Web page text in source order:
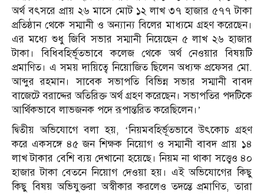
অর্থ বৎসরে প্রায় ২৬ মাসে মোট ১২ লাখ ৩৭ হাজার ৫৭৭ টাকা
প্রতিষ্ঠান থেকে সম্মানী ও অন্যান্য বিলের মাধ্যমে গ্রহণ করেছেন।
এর মধ্যে শুধু জিবি সভার সম্মানী নিয়েছেন ৫ লাখ ২৬ হাজার
টাকা। বিধিবহির্ভূতভাবে কলেজ থেকে অর্থ নেওয়ার বিষয়টি
প্রমাণিত। এ সময় দায়িত্বে নিয়োজিত ছিলেন অধ্যক্ষ প্রফেসর মো.
আব্দুর রহমান। সাবেক সভাপতি বিভিন্ন সভার সম্মানী বাবদ
বাজেটে বরাদ্দের অতিরিক্ত অর্থ গ্রহণ করেছেন। সভাপতির পদটিকে
আর্থিকভাবে লাভজনক পদে রূপান্তরিত করেছিলেন।’
দ্বিতীয় অভিযোগে বলা হয়, ‘নিয়মবহির্ভূতভাবে উৎকোচ গ্রহণ
করে একসঙ্গে ৪৫ জন শিক্ষক নিয়োগ ও সম্মানী বাবদ প্রায় ১৪
লাখ টাকার বেশি ব্যয় দেখানো হয়েছে। নিয়ম না থাকা সত্ত্বেও ৪০
হাজার টাকা বেতনে নিয়োগ দেওয়া হয়। এই অভিযোগের কিছু
কিছু বিষয় অভিযুক্তরা অস্বীকার করলেও তদন্তে প্রমাণিত, তারা